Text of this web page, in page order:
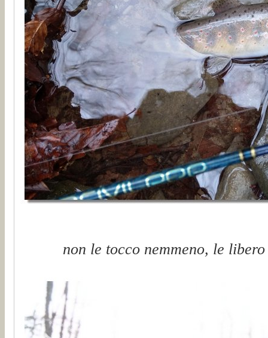
non le tocco nemmeno, le